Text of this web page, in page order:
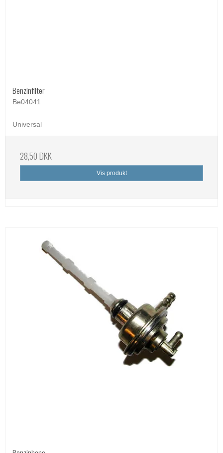
Benzinfilter
Be04041
Universal
28,50 DKK
Vis produkt